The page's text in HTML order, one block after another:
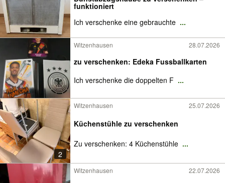
funktioniert
Ich verschenke eine gebrauchte ...
Witzenhausen 28.07.2026
zu verschenken: Edeka Fussballkarten
Ich verschenke die doppelten F ...
2
Witzenhausen 25.07.2026
Küchenstühle zu verschenken
Zu verschenken: 4 Küchenstühle ...
Witzenhausen 22.07.2026